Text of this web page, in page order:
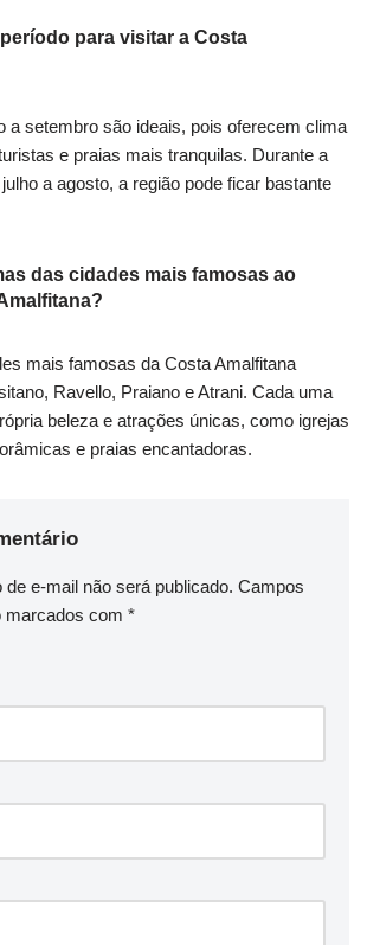
para visitar a Costa
a setembro são ideais, pois oferecem clima
e praias mais tranquilas. Durante a
a agosto, a região pode ficar bastante
das cidades mais famosas ao
mais famosas da Costa Amalfitana
Ravello, Praiano e Atrani. Cada uma
beleza e atrações únicas, como igrejas
e praias encantadoras.
e-mail não será publicado. Campos
marcados com *